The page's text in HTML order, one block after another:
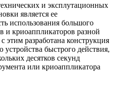
и эксплутационных
является ее
использования большого
и криоаппликаторов разной
этим разработана конструкция
быстрого действия,
десятков секунд
или криоаппликатора